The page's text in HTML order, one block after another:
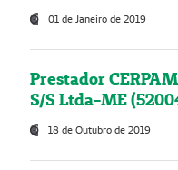
01 de Janeiro de 2019
Prestador
S/S Ltda-ME
18 de Outubro de 2019